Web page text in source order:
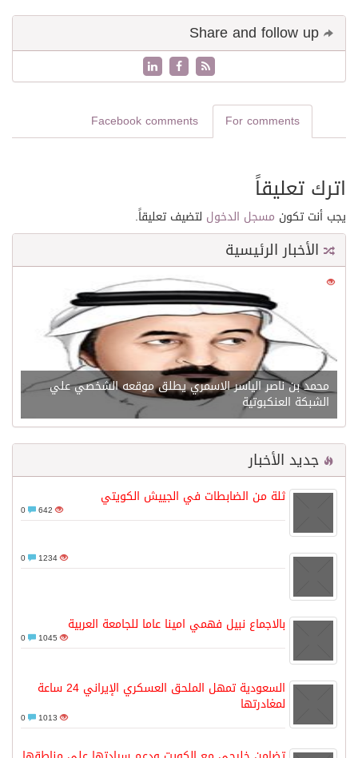
For comments
Facebook comments
اترك تعليقاً
يجب أنت تكون مسجل الدخول لتضيف تعليقاً.
الأخبار الرئيسية
21625
محمد بن ناصر الياسر الاسمري يطلق موقعه الشخصي علي
الشبكة العنكبوتية
جديد الأخبار
ثلة من الضابطات في الجييش الكويتي
642
1234
بالاجماع نبيل فهمي امينا عاما للجامعة العربية
1045
السعودية تمهل الملحق العسكري الإيراني 24 ساعة
لمغادرتها
1013